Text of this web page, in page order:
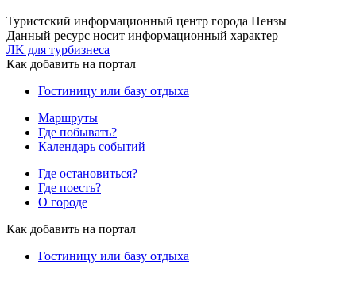
Туристский информационный центр города Пензы
Данный ресурс носит информационный характер
ЛK для турбизнеса
Как добавить на портал
Гостиницу или базу отдыха
Маршруты
Где побывать?
Календарь событий
Где остановиться?
Где поесть?
О городе
Как добавить на портал
Гостиницу или базу отдыха